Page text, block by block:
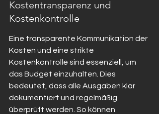
Kostentransparenz und
Kostenkontrolle
Eine transparente Kommunikation der
Kosten und eine strikte
Kostenkontrolle sind essenziell, um
das Budget einzuhalten. Dies
bedeutet, dass alle Ausgaben klar
dokumentiert und regelmäßig
überprüft werden. So können